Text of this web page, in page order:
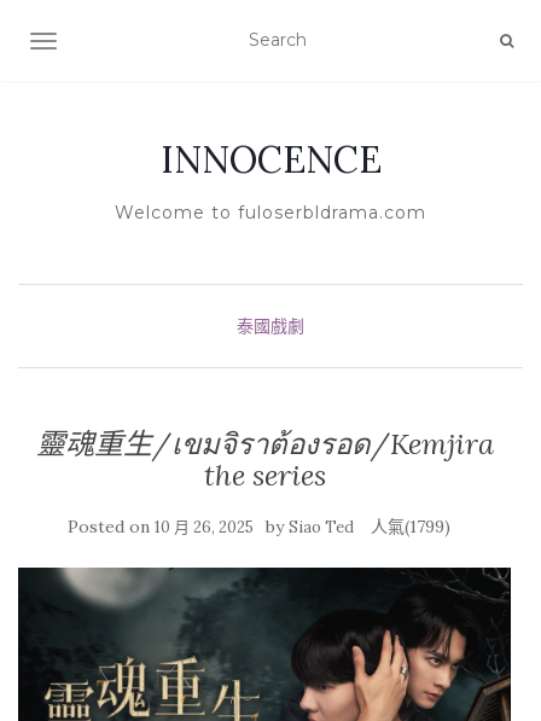
TOGGLE NAVIGATION
INNOCENCE
Welcome to fuloserbldrama.com
泰國戲劇
靈魂重生/เขมจิราต้องรอด/Kemjira
the series
Posted on 10 月 26, 2025 bySiao Ted 人氣(1799)